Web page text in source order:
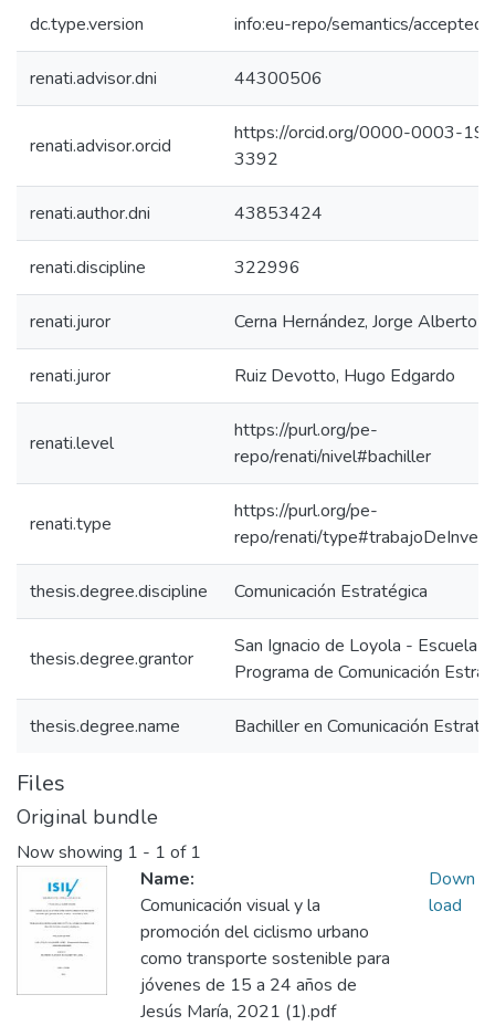
dc.type.version info:eu-repo/semantics/
renati.advisor.dni 44300506
renati.advisor.orcid
https://orcid.org/0000-0003-
3392
renati.author.dni 43853424
renati.discipline 322996
renati.juror Cerna Hernández, Jorge Alberto
renati.juror Ruiz Devotto, Hugo Edgardo
renati.level
https://purl.org/pe-
repo/renati/nivel#bachiller
renati.type
https://purl.org/pe-
repo/renati/
thesis.degree.discipline Comunicación Estratégica
thesis.degree.grantor
San Ignacio de Loyola - Escuela
Programa de Comunicación
thesis.degree.name Bachiller en Comunicación
Files
Original bundle
Now showing 1 - 1 of 1
Name:
Comunicación visual y la
promoción del ciclismo urbano
como transporte sostenible para
jóvenes de 15 a 24 años de
Jesús María, 2021 (1).pdf
Down
load